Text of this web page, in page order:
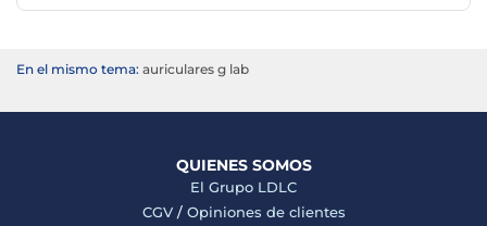
En el mismo tema: auriculares g lab
QUIENES SOMOS
El Grupo LDLC
CGV/ Opiniones de clientes